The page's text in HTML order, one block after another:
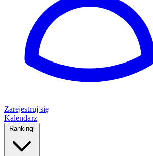
Zarejestruj się
Kalendarz
Rankingi